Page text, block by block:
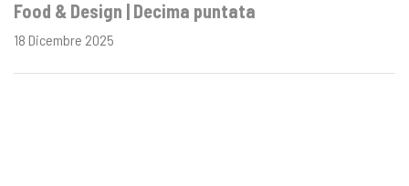
Food & Design | Decima puntata
18 Dicembre 2025